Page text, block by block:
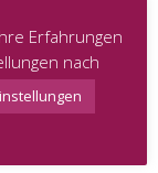
allgemeinen
einer
wir Sie die
vor Ort zu
Erfahrungen
nach